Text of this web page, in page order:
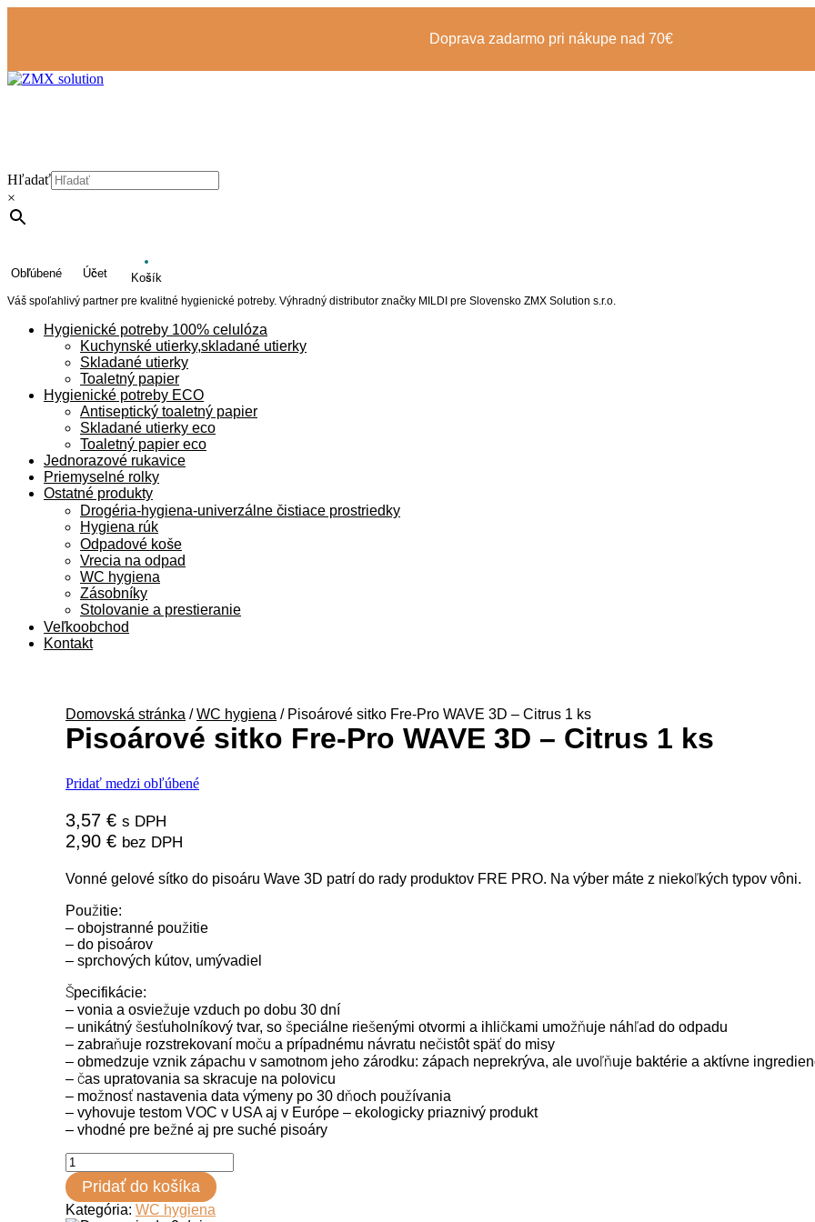
Doprava zadarmo pri nákupe nad 70€
Hľadať
×
Obľúbené Účet
Košík
Váš spoľahlivý partner pre kvalitné hygienické potreby. Výhradný distributor značky MILDI pre Slovensko ZMX Solution s.r.o.
Hygienické potreby 100% celulóza
Kuchynské utierky,skladané utierky
Skladané utierky
Toaletný papier
Hygienické potreby ECO
Antiseptický toaletný papier
Skladané utierky eco
Toaletný papier eco
Jednorazové rukavice
Priemyselné rolky
Ostatné produkty
Drogéria-hygiena-univerzálne čistiace prostriedky
Hygiena rúk
Odpadové koše
Vrecia na odpad
WC hygiena
Zásobníky
Stolovanie a prestieranie
Veľkoobchod
Kontakt
Domovská stránka /WC hygiena / Pisoárové sitko Fre-Pro WAVE 3D – Citrus 1 ks
Pisoárové sitko Fre-Pro WAVE 3D – Citrus 1 ks
Pridať medzi obľúbené
3,57 € s DPH
2,90 € bez DPH
Vonné gelové sítko do pisoáru Wave 3D patrí do rady produktov FRE PRO. Na výber máte z niekoľkých typov vôni.
Použitie:
– obojstranné použitie
– do pisoárov
– sprchových kútov, umývadiel
Špecifikácie:
– vonia a osviežuje vzduch po dobu 30 dní
– unikátný šesťuholníkový tvar, so špeciálne riešenými otvormi a ihličkami umožňuje náhľad do odpadu
– zabraňuje rozstrekovaní moču a prípadnému návratu nečistôt späť do misy
– obmedzuje vznik zápachu v samotnom jeho zárodku: zápach neprekrýva, ale uvoľňuje baktérie a aktívne
– čas upratovania sa skracuje na polovicu
– možnosť nastavenia data výmeny po 30 dňoch používania
– vyhovuje testom VOC v USA aj v Európe – ekologicky priaznivý produkt
– vhodné pre bežné aj pre suché pisoáry
množstvo
Pisoárové
sitko
Fre-
Pridať do košíka
Kategória: WC hygiena